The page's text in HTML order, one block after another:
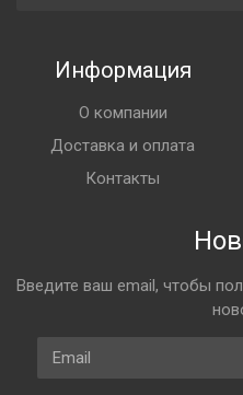
Информация
О компании
Доставка и оплата
Контакты
Введите ваш email, чтобы
Email